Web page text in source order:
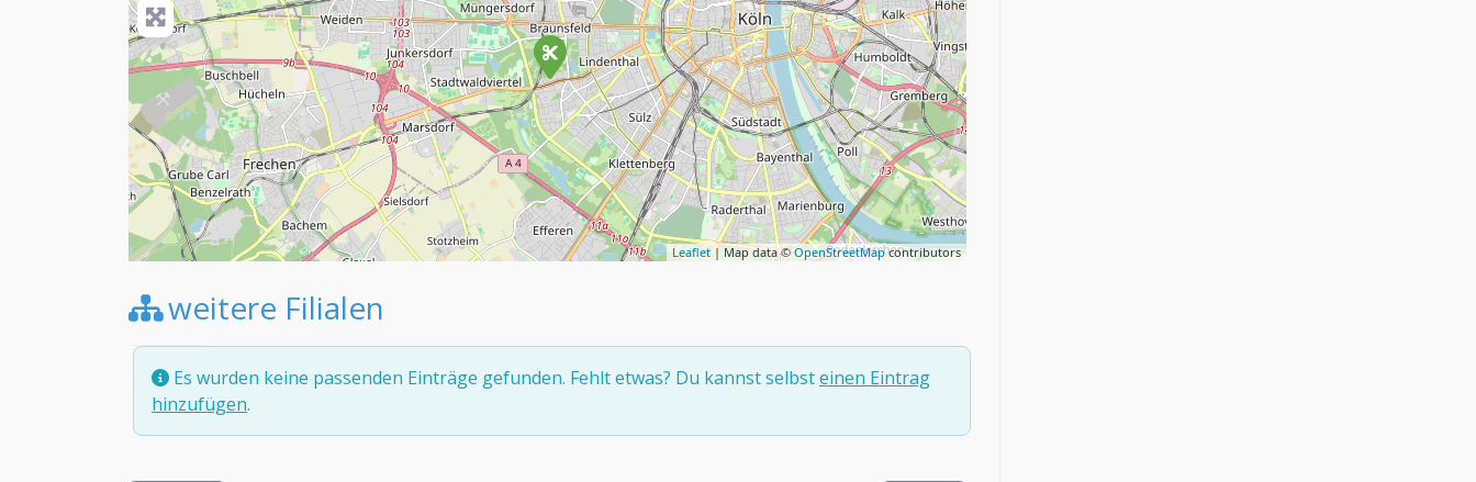
Leaflet | Map data ©OpenStreetMapcontributors
weitere Filialen
Es wurden keine passenden Einträge gefunden. Fehlt etwas? Du kannst selbsteinen Eintrag
hinzufügen.